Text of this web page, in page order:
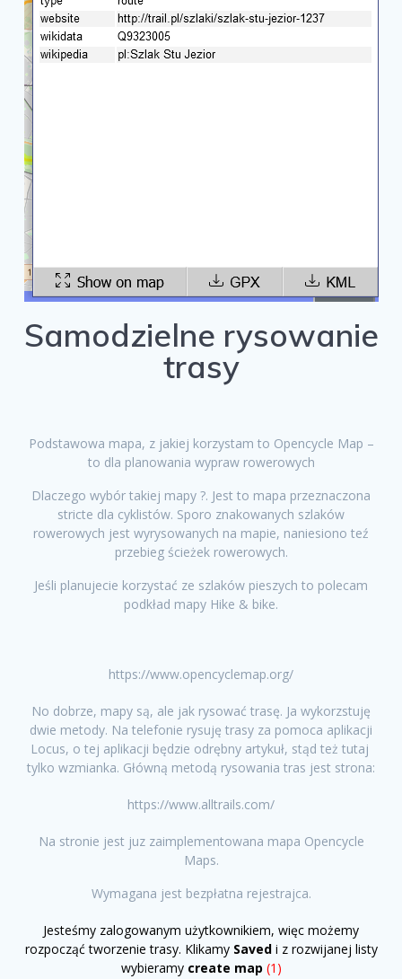
Samodzielne rysowanie
trasy
Podstawowa mapa, z jakiej korzystam to Opencycle Map –
to dla planowania wypraw rowerowych
Dlaczego wybór takiej mapy ?. Jest to mapa przeznaczona
stricte dla cyklistów. Sporo znakowanych szlaków
rowerowych jest wyrysowanych na mapie, naniesiono teź
przebieg ścieżek rowerowych.
Jeśli planujecie korzystać ze szlaków pieszych to polecam
podkład mapy Hike & bike.
https://www.opencyclemap.org/
No dobrze, mapy są, ale jak rysować trasę. Ja wykorzstuję
dwie metody. Na telefonie rysuję trasy za pomoca aplikacji
Locus, o tej aplikacji będzie odrębny artykuł, stąd też tutaj
tylko wzmianka. Główną metodą rysowania tras jest strona:
https://www.alltrails.com/
Na stronie jest juz zaimplementowana mapa Opencycle
Maps.
Wymagana jest bezpłatna rejestrajca.
Jesteśmy zalogowanym użytkownikiem, więc możemy
rozpocząć tworzenie trasy. Klikamy Savedi z rozwijanej listy
wybieramy create map (1)